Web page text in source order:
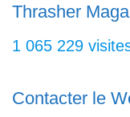
Thrasher
1 065 229
Contacter le